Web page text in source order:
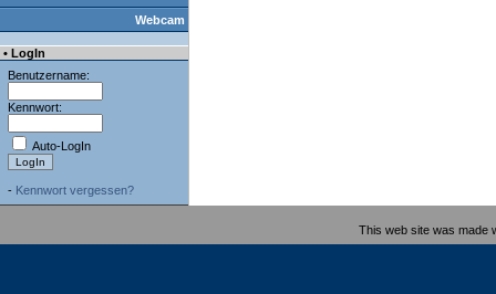
Webcam
• LogIn
Benutzername:
Kennwort:
Auto-LogIn
- Kennwort vergessen?
This web site was made